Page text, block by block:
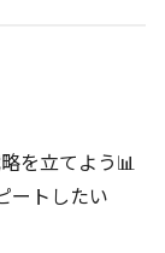
を立てよう📊
ートしたい